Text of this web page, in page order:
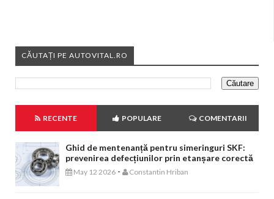
CĂUTAȚI PE AUTOVITAL.RO
RECENTE POPULARE COMENTARII
Ghid de mentenanță pentru simeringuri SKF:
prevenirea defecțiunilor prin etanșare corectă
May 12 2026 - Constantin Hriban